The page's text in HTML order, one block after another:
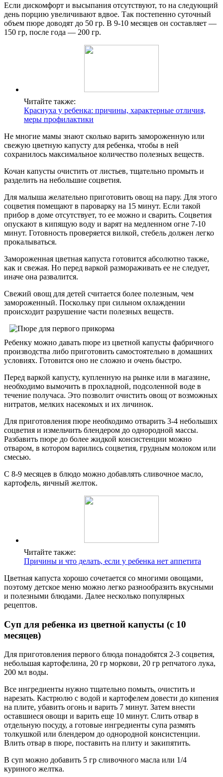
Если дискомфорт и высыпания отсутствуют, то на следующий
день порцию увеличивают вдвое. Так постепенно суточный
объем пюре доводят до 50 гр. В 9-10 месяцев он составляет —
150 гр, после года — 200 гр.
Читайте также:
Краснуха у ребенка: причины, характерные отличия,
меры профилактики
Не многие мамы знают сколько варить замороженную или
свежую цветную капусту для ребенка, чтобы в ней
сохранилось максимальное количество полезных веществ.
Кочан капусты очистить от листьев, тщательно промыть и
разделить на небольшие соцветия.
Для малыша желательно приготовить овощ на пару. Для этого
соцветия помещают в пароварку на 15 минут. Если такой
прибор в доме отсутствует, то ее можно и сварить. Соцветия
опускают в кипящую воду и варят на медленном огне 7-10
минут. Готовность проверяется вилкой, стебель должен легко
прокалываться.
Замороженная цветная капуста готовится абсолютно также,
как и свежая. Но перед варкой размораживать ее не следует,
иначе она развалится.
Свежий овощ для детей считается более полезным, чем
замороженный. Поскольку при сильном охлаждении
происходит разрушение части полезных веществ.
Ребенку можно давать пюре из цветной капусты фабричного
производства либо приготовить самостоятельно в домашних
условиях. Готовится оно не сложно и очень быстро.
Перед варкой капусту, купленную на рынке или в магазине,
необходимо вымочить в прохладной, подсоленной воде в
течение получаса. Это позволит очистить овощ от возможных
нитратов, мелких насекомых и их личинок.
Для приготовления пюре необходимо отварить 3-4 небольших
соцветия и измельчить блендером до однородной массы.
Разбавить пюре до более жидкой консистенции можно
отваром, в котором варились соцветия, грудным молоком или
смесью.
С 8-9 месяцев в блюдо можно добавлять сливочное масло,
картофель, яичный желток.
Читайте также:
Причины и что делать, если у ребенка нет аппетита
Цветная капуста хорошо сочетается со многими овощами,
поэтому детское меню можно легко разнообразить вкусными
и полезными блюдами. Далее несколько популярных
рецептов.
Суп для ребенка из цветной капусты (с 10
месяцев)
Для приготовления первого блюда понадобятся 2-3 соцветия,
небольшая картофелина, 20 гр моркови, 20 гр репчатого лука,
200 мл воды.
Все ингредиенты нужно тщательно помыть, очистить и
нарезать. Кастрюлю с водой и картофелем довести до кипения
на плите, убавить огонь и варить 7 минут. Затем внести
оставшиеся овощи и варить еще 10 минут. Слить отвар в
отдельную посуду, а готовые ингредиенты супа размять
толкушкой или блендером до однородной консистенции.
Влить отвар в пюре, поставить на плиту и закипятить.
В суп можно добавить 5 гр сливочного масла или 1/4
куриного желтка.